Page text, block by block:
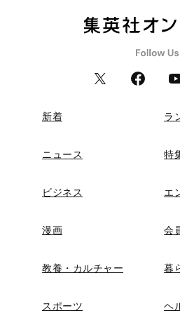
新着 ラ
ニュース 特
ビジネス エ
漫画 会
教養・カルチャー 暮
スポーツ ヘ